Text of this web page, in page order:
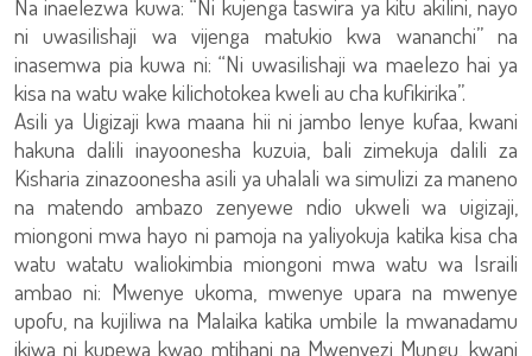
Na inaelezwa kuwa: “Ni kujenga taswira ya kitu akilini, nayo
ni uwasilishaji wa vijenga matukio kwa wananchi” na
inasemwa pia kuwa ni: “Ni uwasilishaji wa maelezo hai ya
kisa na watu wake kilichotokea kweli au cha kufikirika”.
Asili ya Uigizaji kwa maana hii ni jambo lenye kufaa, kwani
hakuna dalili inayoonesha kuzuia, bali zimekuja dalili za
Kisharia zinazoonesha asili ya uhalali wa simulizi za maneno
na matendo ambazo zenyewe ndio ukweli wa uigizaji,
miongoni mwa hayo ni pamoja na yaliyokuja katika kisa cha
watu watatu waliokimbia miongoni mwa watu wa Israili
ambao ni: Mwenye ukoma, mwenye upara na mwenye
upofu, na kujiliwa na Malaika katika umbile la mwanadamu
ikiwa ni kupewa kwao mtihani na Mwenyezi Mungu, kwani